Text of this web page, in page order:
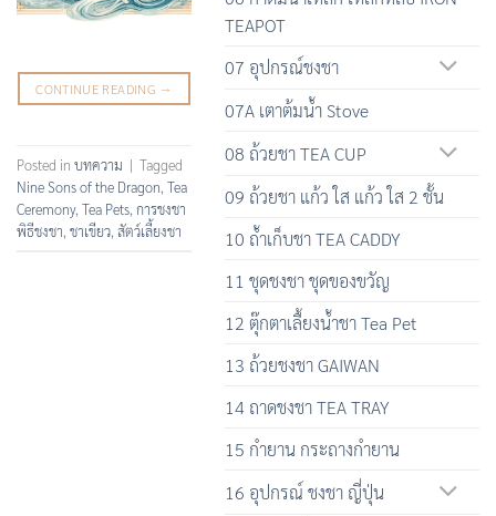
CONTINUE READING →
Posted in บทความ | Tagged
Nine Sons of the Dragon, Tea
Ceremony, Tea Pets, การชงชา
พิธีชงชา, ชาเขียว, สัตว์เลี้ยงชา
TEAPOT
07 อุปกรณ์ชงชา
07A เตาต้มน้ำ Stove
08 ถ้วยชา TEA CUP
09 ถ้วยชา แก้ว ใส แก้ว ใส 2 ชั้น
10 ถ้ำเก็บชา TEA CADDY
11 ชุดชงชา ชุดของขวัญ
12 ตุ๊กตาเลื้ยงน้ำชา Tea Pet
13 ถ้วยชงชา GAIWAN
14 ถาดชงชา TEA TRAY
15 กำยาน กระถางกำยาน
16 อุปกรณ์ ชงชา ญี่ปุ่น